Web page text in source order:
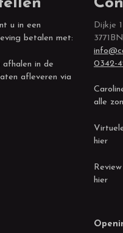
u in een
betalen met:
in de
afleveren via
Dijkje
0342-
alle
hier
hier